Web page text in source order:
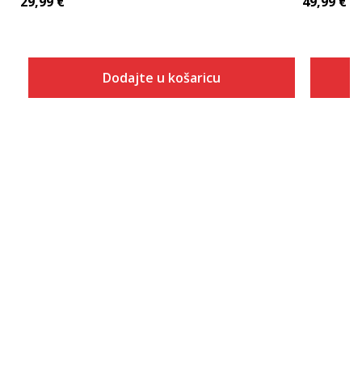
Dodajte u košaricu